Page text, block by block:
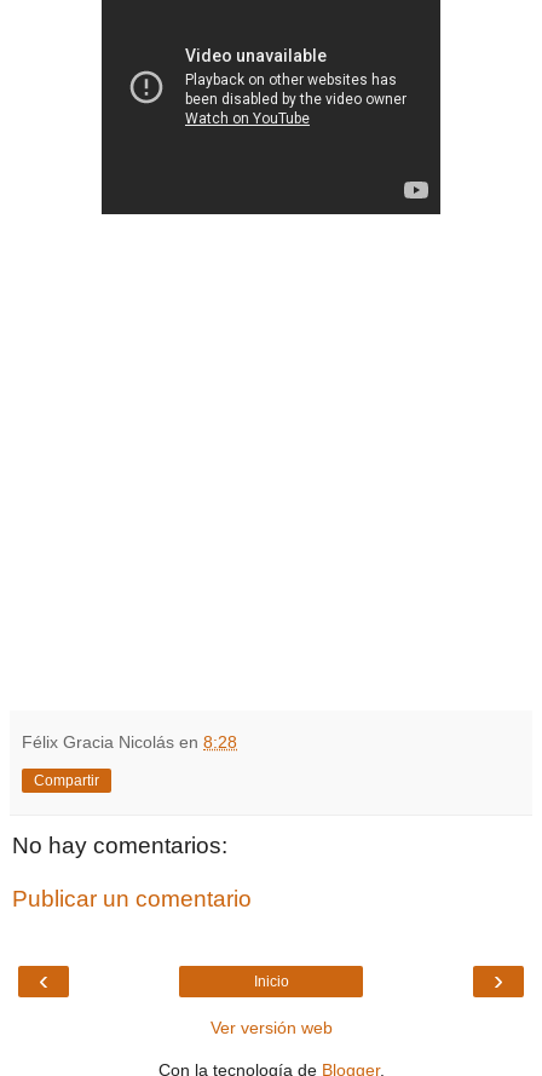
Félix Gracia Nicolás en 8:28
Compartir
No hay comentarios:
Publicar un comentario
‹ ›
Inicio
Ver versión web
Con la tecnología de Blogger.